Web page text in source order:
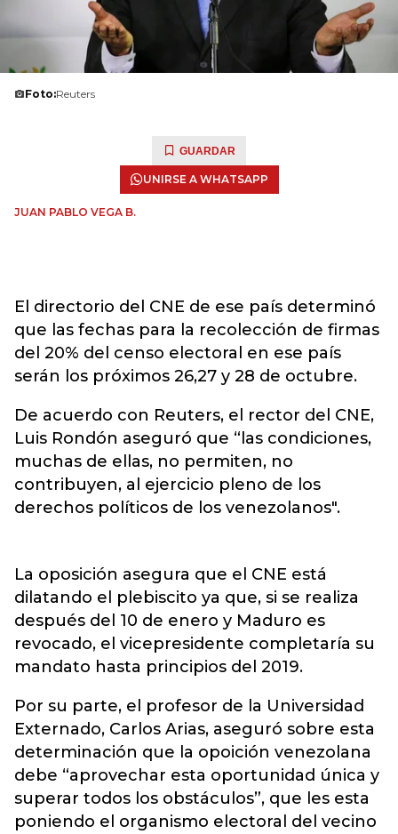
Foto:Reuters
GUARDAR
UNIRSE A WHATSAPP
JUAN PABLO VEGA B.
El directorio del CNE de ese país determinó
que las fechas para la recolección de firmas
del 20% del censo electoral en ese país
serán los próximos 26,27 y 28 de octubre.
De acuerdo con Reuters, el rector del CNE,
Luis Rondón aseguró que “las condiciones,
muchas de ellas, no permiten, no
contribuyen, al ejercicio pleno de los
derechos políticos de los venezolanos".
La oposición asegura que el CNE está
dilatando el plebiscito ya que, si se realiza
después del 10 de enero y Maduro es
revocado, el vicepresidente completaría su
mandato hasta principios del 2019.
Por su parte, el profesor de la Universidad
Externado, Carlos Arias, aseguró sobre esta
determinación que la opoición venezolana
debe “aprovechar esta oportunidad única y
superar todos los obstáculos”, que les esta
poniendo el organismo electoral del vecino